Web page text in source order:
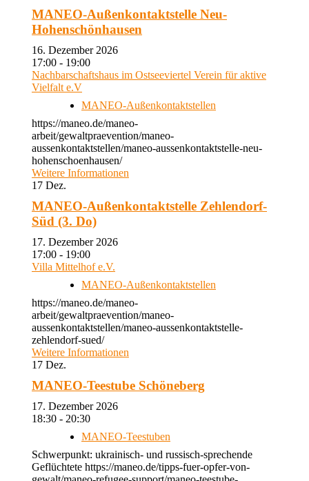
MANEO-Außenkontaktstelle Neu-
Hohenschönhausen
16. Dezember 2026
17:00 - 19:00
Nachbarschaftshaus im Ostseeviertel Verein für aktive
Vielfalt e.V
MANEO-Außenkontaktstellen
https://maneo.de/maneo-
arbeit/gewaltpraevention/maneo-
aussenkontaktstellen/maneo-aussenkontaktstelle-neu-
hohenschoenhausen/
Weitere Informationen
17 Dez.
MANEO-Außenkontaktstelle Zehlendorf-
Süd (3. Do)
17. Dezember 2026
17:00 - 19:00
Villa Mittelhof e.V.
MANEO-Außenkontaktstellen
https://maneo.de/maneo-
arbeit/gewaltpraevention/maneo-
aussenkontaktstellen/maneo-aussenkontaktstelle-
zehlendorf-sued/
Weitere Informationen
17 Dez.
MANEO-Teestube Schöneberg
17. Dezember 2026
18:30 - 20:30
MANEO-Teestuben
Schwerpunkt: ukrainisch- und russisch-sprechende
Geflüchtete https://maneo.de/tipps-fuer-opfer-von-